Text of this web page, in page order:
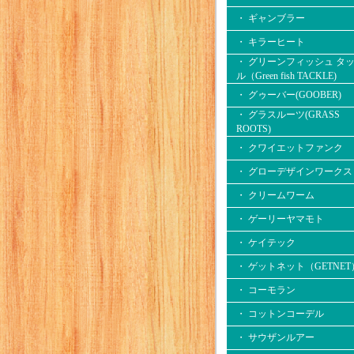
・ ギャンブラー
・ キラーヒート
・ グリーンフィッシュ タ
ル（Green fish TACKLE)
・ グゥーバー(GOOBER)
・ グラスルーツ(GRASS
ROOTS)
・ クワイエットファンク
・ グローデザインワークス
・ クリームワーム
・ ゲーリーヤマモト
・ ケイテック
・ ゲットネット（GETNET
・ コーモラン
・ コットンコーデル
・ サウザンルアー